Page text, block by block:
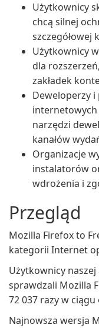
Użytkownicy
chcą silnej
szczegółowej
Użytkownicy
dla
zakładek
Deweloperzy
narzędzi
kanałów
Organizacje
instalatorów
wdrożenia i
Przegląd
Mozilla Firefox to
kategorii Internet
Użytkownicy
sprawdzali Mozilla
72 037 razy w
Najnowsza wersja